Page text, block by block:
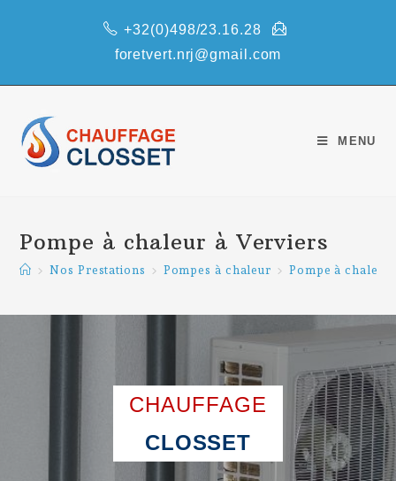
+32(0)498/23.16.28
foretvert.nrj@gmail.com
MENU
Pompe à chaleur à Verviers
> Nos Prestations > Pompes à chaleur > Pompe à chaleur
CHAUFFAGE
CLOSSET